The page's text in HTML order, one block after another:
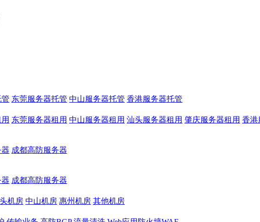
东莞服务器托管 中山服务器托管 香港服务器托管
东莞服务器租用 中山服务器租用 汕头服务器租用 肇庆服务器租用 香港
成都高防服务器
成都高防服务器
机房 中山机房 惠州机房 其他机房